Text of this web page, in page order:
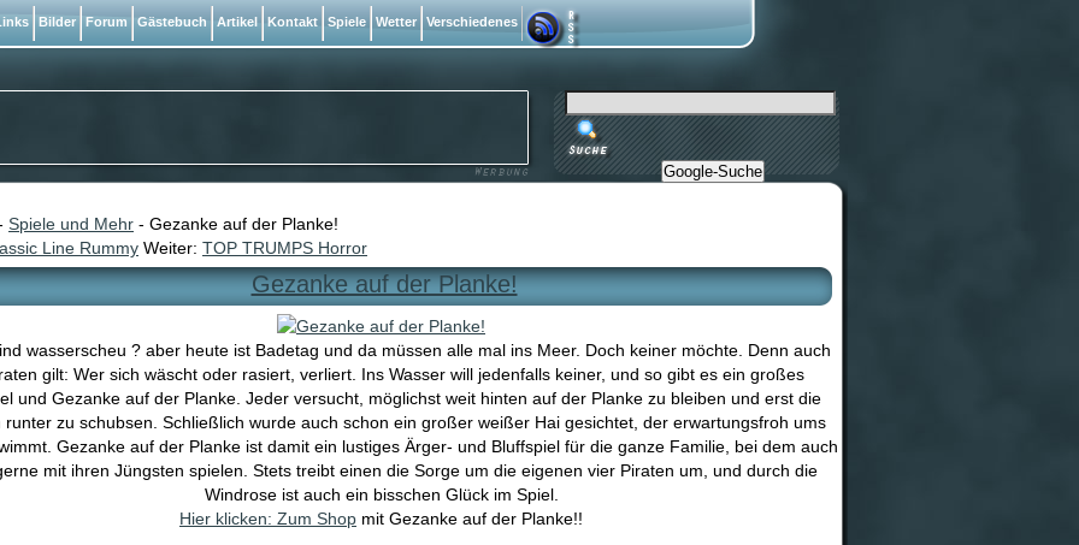
Spiele und Mehr - Gezanke auf der Planke!
Line Rummy Weiter: TOP TRUMPS Horror
Gezanke auf der Planke!
wasserscheu ? aber heute ist Badetag und da müssen alle mal ins Meer. Doch keiner möchte. Denn auch
gilt: Wer sich wäscht oder rasiert, verliert. Ins Wasser will jedenfalls keiner, und so gibt es ein großes
und Gezanke auf der Planke. Jeder versucht, möglichst weit hinten auf der Planke zu bleiben und erst die
runter zu schubsen. Schließlich wurde auch schon ein großer weißer Hai gesichtet, der erwartungsfroh ums
Gezanke auf der Planke ist damit ein lustiges Ärger- und Bluffspiel für die ganze Familie, bei dem auch
mit ihren Jüngsten spielen. Stets treibt einen die Sorge um die eigenen vier Piraten um, und durch die
Windrose ist auch ein bisschen Glück im Spiel.
Hier klicken: Zum Shop mit Gezanke auf der Planke!!
Bilder Forum Gästebuch Artikel Kontakt Spiele Wetter Verschiedenes
Google-Suche